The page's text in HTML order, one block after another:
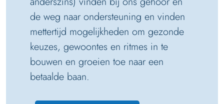
de weg naar ondersteuning en vinden
mettertijd mogelijkheden om gezonde
keuzes, gewoontes en ritmes in te
bouwen en groeien toe naar een
betaalde baan.